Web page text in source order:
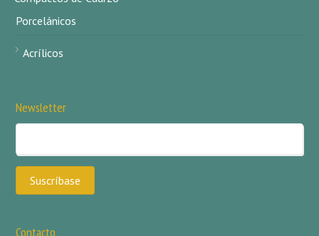
Porcelánicos
Acrílicos
Newsletter
Contacto